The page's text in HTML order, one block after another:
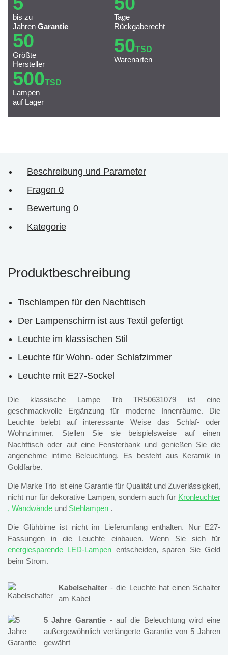
bis zu
Jahren Garantie
Tage
Rückgaberecht
50
Größte
Hersteller
50TSD
Warenarten
500TSD
Lampen
auf Lager
Beschreibung und Parameter
Fragen 0
Bewertung 0
Kategorie
Produktbeschreibung
Tischlampen für den Nachttisch
Der Lampenschirm ist aus Textil gefertigt
Leuchte im klassischen Stil
Leuchte für Wohn- oder Schlafzimmer
Leuchte mit E27-Sockel
Die klassische Lampe Trb TR50631079 ist eine
geschmackvolle Ergänzung für moderne Innenräume. Die
Leuchte belebt auf interessante Weise das Schlaf- oder
Wohnzimmer. Stellen Sie sie beispielsweise auf einen
Nachttisch oder auf eine Fensterbank und genießen Sie die
angenehme intime Beleuchtung. Es besteht aus Keramik in
Goldfarbe.
Die Marke Trio ist eine Garantie für Qualität und Zuverlässigkeit,
nicht nur für dekorative Lampen, sondern auch für Kronleuchter
, Wandwände und Stehlampen .
Die Glühbirne ist nicht im Lieferumfang enthalten. Nur E27-
Fassungen in die Leuchte einbauen. Wenn Sie sich für
energiesparende LED-Lampen entscheiden, sparen Sie Geld
beim Strom.
Kabelschalter - die Leuchte hat einen Schalter
am Kabel
5 Jahre Garantie - auf die Beleuchtung wird eine
außergewöhnlich verlängerte Garantie von 5 Jahren
gewährt